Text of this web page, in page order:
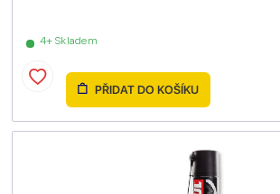
4+ Skladem
PŘIDAT DO KOŠÍKU